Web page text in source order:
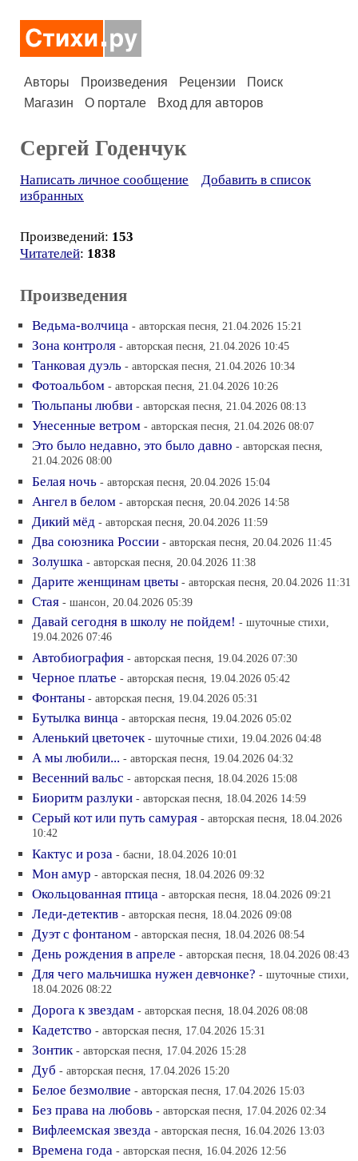
Авторы Произведения Рецензии
Поиск
Магазин
О портале Вход для авторов
Сергей Годенчук
Написать личное сообщение
Добавить в список
избранных
Произведений: 153
Читателей: 1838
Произведения
Ведьма-волчица - авторская песня, 21.04.2026 15:21
Зона контроля - авторская песня, 21.04.2026 10:45
Танковая дуэль - авторская песня, 21.04.2026 10:34
Фотоальбом - авторская песня, 21.04.2026 10:26
Тюльпаны любви - авторская песня, 21.04.2026 08:13
Унесенные ветром - авторская песня, 21.04.2026 08:07
Это было недавно, это было давно - авторская песня,
21.04.2026 08:00
Белая ночь - авторская песня, 20.04.2026 15:04
Ангел в белом - авторская песня, 20.04.2026 14:58
Дикий мёд - авторская песня, 20.04.2026 11:59
Два союзника России - авторская песня, 20.04.2026 11:45
Золушка - авторская песня, 20.04.2026 11:38
Дарите женщинам цветы - авторская песня, 20.04.2026 11:31
Стая - шансон, 20.04.2026 05:39
Давай сегодня в школу не пойдем! - шуточные стихи,
19.04.2026 07:46
Автобиография - авторская песня, 19.04.2026 07:30
Черное платье - авторская песня, 19.04.2026 05:42
Фонтаны - авторская песня, 19.04.2026 05:31
Бутылка винца - авторская песня, 19.04.2026 05:02
Аленький цветочек - шуточные стихи, 19.04.2026 04:48
А мы любили... - авторская песня, 19.04.2026 04:32
Весенний вальс - авторская песня, 18.04.2026 15:08
Биоритм разлуки - авторская песня, 18.04.2026 14:59
Серый кот или путь самурая - авторская песня, 18.04.2026
10:42
Кактус и роза - басни, 18.04.2026 10:01
Мон амур - авторская песня, 18.04.2026 09:32
Окольцованная птица - авторская песня, 18.04.2026 09:21
Леди-детектив - авторская песня, 18.04.2026 09:08
Дуэт с фонтаном - авторская песня, 18.04.2026 08:54
День рождения в апреле - авторская песня, 18.04.2026 08:43
Для чего мальчишка нужен девчонке? - шуточные стихи,
18.04.2026 08:22
Дорога к звездам - авторская песня, 18.04.2026 08:08
Кадетство - авторская песня, 17.04.2026 15:31
Зонтик - авторская песня, 17.04.2026 15:28
Дуб - авторская песня, 17.04.2026 15:20
Белое безмолвие - авторская песня, 17.04.2026 15:03
Без права на любовь - авторская песня, 17.04.2026 02:34
Вифлеемская звезда - авторская песня, 16.04.2026 13:03
Времена года - авторская песня, 16.04.2026 12:56